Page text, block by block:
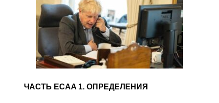
ЧАСТЬ ECAA 1. ОПРЕДЕЛЕНИЯ